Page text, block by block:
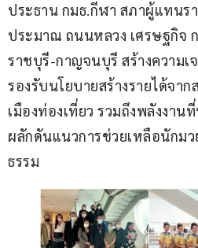
ประธาน กมธ.กีฬา สภาผู้แทนร
ประมาณ ถนนหลวง เศรษฐกิจ
ราชบุรี-กาญจนบุรี สร้างความ
รองรับนโยบายสร้างรายได้จา
เมืองท่องเที่ยว รวมถึงพลังงาน
ผลักดันแนวการช่วยเหลือนักมว
ธรรม